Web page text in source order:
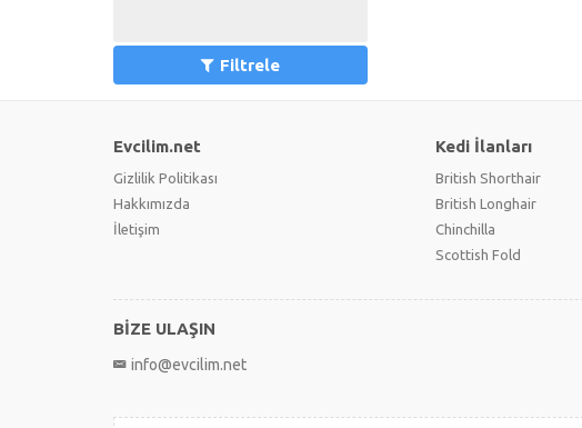
Filtrele
Evcilim.net
Gizlilik Politikası
Hakkımızda
İletişim
Kedi İlanları
British Shorthair
British Longhair
Chinchilla
Scottish Fold
BİZE ULAŞIN
info@evcilim.net